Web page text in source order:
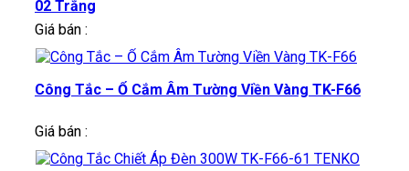
02 Trắng
Giá bán :
Công Tắc – Ổ Cắm Âm Tường Viền Vàng TK-F66
Giá bán :